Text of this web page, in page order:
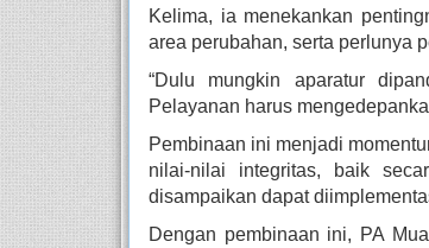
Kelima, ia menekankan
area perubahan, serta perlunya
“Dulu mungkin aparatur
Pelayanan harus
Pembinaan ini menjadi
nilai-nilai integritas, baik
disampaikan dapat
Dengan pembinaan ini, PA